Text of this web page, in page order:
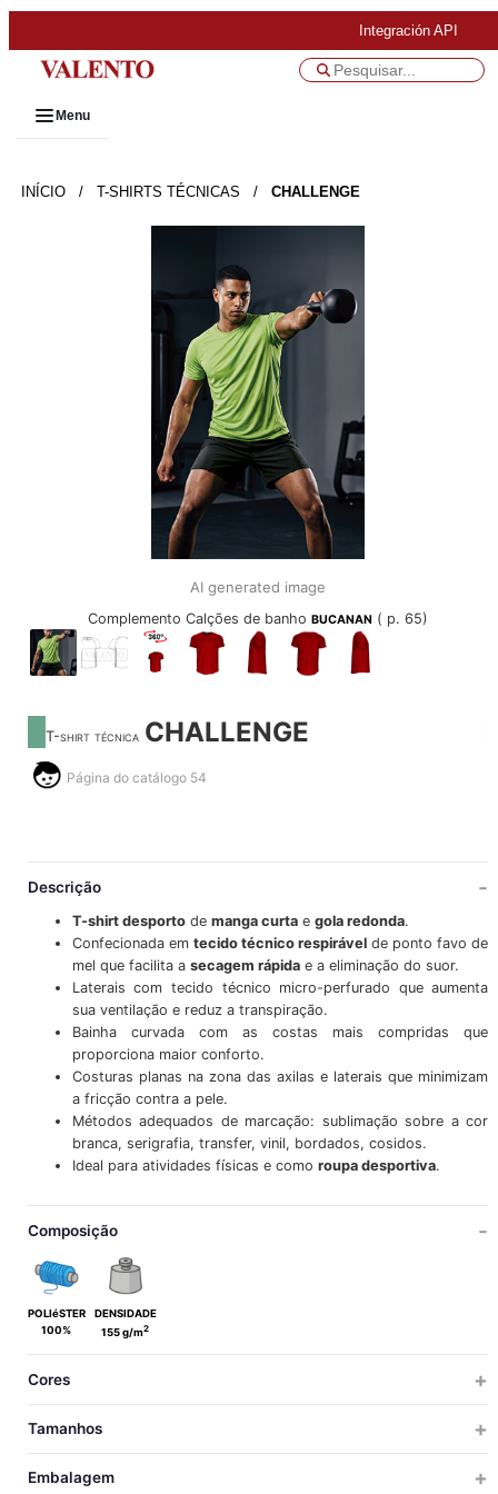
Integración API
Menu
INÍCIO / T-SHIRTS TÉCNICAS / CHALLENGE
AI generated image
Complemento Calções de banho BUCANAN ( p. 65)
T-shirt técnica CHALLENGE
Página do catálogo 54
Descrição
T-shirt desportode manga curtae gola redonda.
Confecionada em tecido técnico respirável de ponto favo de
mel que facilita a secagem rápidae a eliminação do suor.
Laterais com tecido técnico micro-perfurado que aumenta
sua ventilação e reduz a transpiração.
Bainha curvada com as costas mais compridas que
proporciona maior conforto.
Costuras planas na zona das axilas e laterais que minimizam
a fricção contra a pele.
Métodos adequados de marcação: sublimação sobre a cor
branca, serigrafia, transfer, vinil, bordados, cosidos.
Ideal para atividades físicas e como roupa desportiva.
Composição
POLIéSTER
100%
DENSIDADE
155 g/m2
Cores
Tamanhos
Embalagem